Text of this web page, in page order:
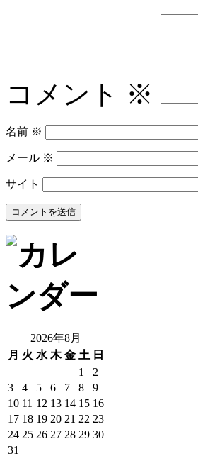
コメント ※
名前 ※
メール ※
サイト
2026年8月
月 火 水 木 金 土 日
1
2
3
4 5 6 7 8
9
10 11 12 13 14 15 16
17 18 19 20 21 22 23
24 25 26 27 28 29 30
31